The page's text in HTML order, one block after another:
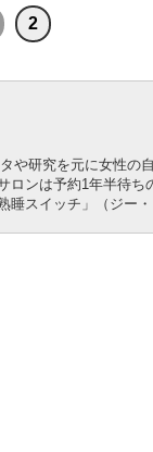
2
や研究を元に女性の
ンは予約1年半待ち
スイッチ」（ジー・